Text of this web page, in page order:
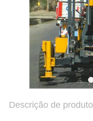
PRIVACIDADE
Descrição de produto